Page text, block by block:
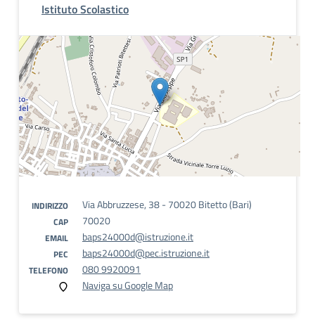
Istituto Scolastico
INDIRIZZO Via Abbruzzese, 38 - 70020 Bitetto (Bari)
CAP 70020
EMAIL baps24000d@istruzione.it
PEC baps24000d@pec.istruzione.it
TELEFONO
080 9920091
Naviga su Google Map